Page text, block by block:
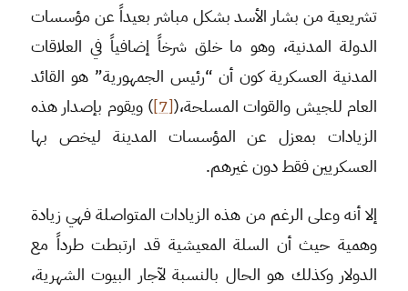
تشريعية من بشار الأسد بشكل مباشر بعيداً عن مؤسسات
الدولة المدنية، وهو ما خلق شرخاً إضافياً في العلاقات
المدنية العسكرية كون أن “رئيس الجمهورية” هو القائد
العام للجيش والقوات المسلحة،([7]
) ويقوم بإصدار هذه
الزيادات بمعزل عن المؤسسات المدينة ليخص بها
العسكريين فقط دون غيرهم.
إلا أنه وعلى الرغم من هذه الزيادات المتواصلة فهي زيادة
وهمية حيث أن السلة المعيشية قد ارتبطت طرداً مع
الدولار وكذلك هو الحال بالنسبة لآجار البيوت الشهرية،